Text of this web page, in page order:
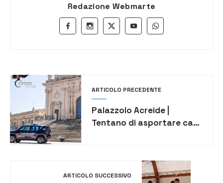
Redazione Webmarte
ARTICOLO PRECEDENTE
Palazzolo Acreide |
Tentano di asportare cavi
ARTICOLO SUCCESSIVO